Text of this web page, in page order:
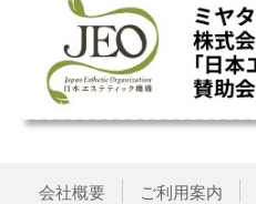
会社概要 ご利用案内